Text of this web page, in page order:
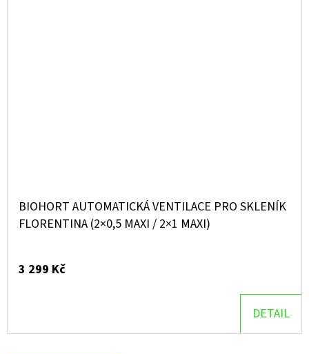
BIOHORT AUTOMATICKÁ VENTILACE PRO SKLENÍK
FLORENTINA (2×0,5 MAXI / 2×1 MAXI)
3 299 Kč
DETAIL